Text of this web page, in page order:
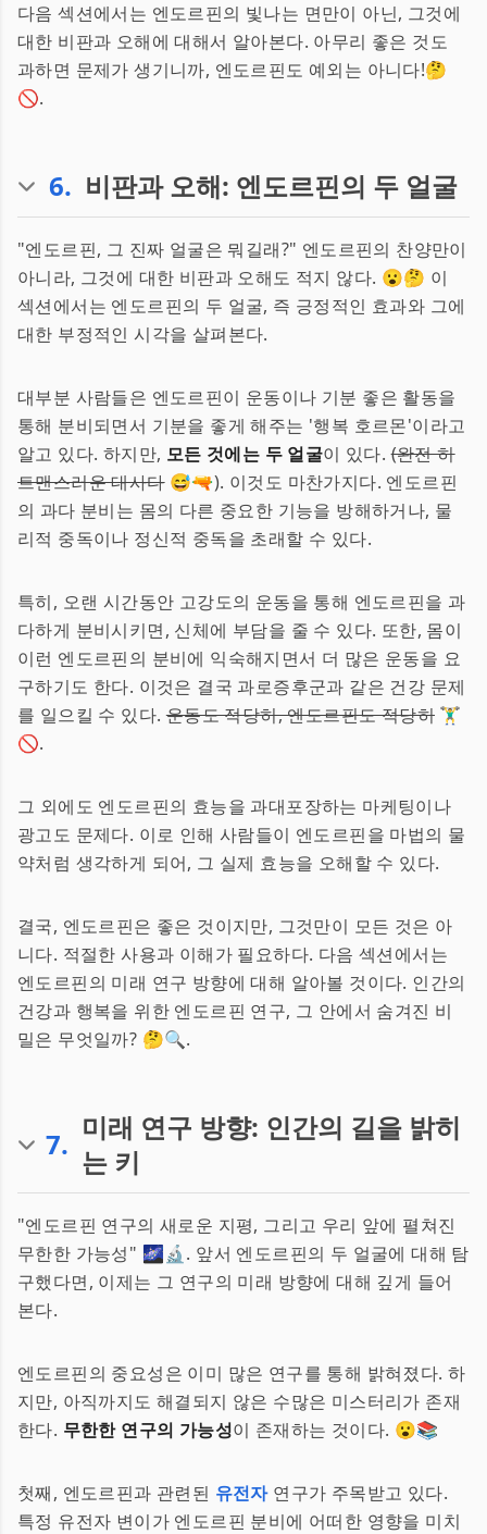
다음 섹션에서는 엔도르핀의 빛나는 면만이 아닌, 그것에
대한 비판과 오해에 대해서 알아본다. 아무리 좋은 것도
과하면 문제가 생기니까, 엔도르핀도 예외는 아니다!🤔
🚫.
6. 비판과 오해: 엔도르핀의 두 얼굴
"엔도르핀, 그 진짜 얼굴은 뭐길래?" 엔도르핀의 찬양만이
아니라, 그것에 대한 비판과 오해도 적지 않다. 😮🤔 이
섹션에서는 엔도르핀의 두 얼굴, 즉 긍정적인 효과와 그에
대한 부정적인 시각을 살펴본다.
대부분 사람들은 엔도르핀이 운동이나 기분 좋은 활동을
통해 분비되면서 기분을 좋게 해주는 '행복 호르몬'이라고
알고 있다. 하지만, 모든 것에는 두 얼굴이 있다.(완전 히
트맨스러운 대사다😅🔫). 이것도 마찬가지다. 엔도르핀
의 과다 분비는 몸의 다른 중요한 기능을 방해하거나, 물
리적 중독이나 정신적 중독을 초래할 수 있다.
특히, 오랜 시간동안 고강도의 운동을 통해 엔도르핀을 과
다하게 분비시키면, 신체에 부담을 줄 수 있다. 또한, 몸이
이런 엔도르핀의 분비에 익숙해지면서 더 많은 운동을 요
구하기도 한다. 이것은 결국 과로증후군과 같은 건강 문제
를 일으킬 수 있다.운동도 적당히, 엔도르핀도 적당히 🏋️‍♂️
🚫.
그 외에도 엔도르핀의 효능을 과대포장하는 마케팅이나
광고도 문제다. 이로 인해 사람들이 엔도르핀을 마법의 물
약처럼 생각하게 되어, 그 실제 효능을 오해할 수 있다.
결국, 엔도르핀은 좋은 것이지만, 그것만이 모든 것은 아
니다. 적절한 사용과 이해가 필요하다. 다음 섹션에서는
엔도르핀의 미래 연구 방향에 대해 알아볼 것이다. 인간의
건강과 행복을 위한 엔도르핀 연구, 그 안에서 숨겨진 비
밀은 무엇일까? 🤔🔍.
7. 미래 연구 방향: 인간의 길을 밝히
는 키
"엔도르핀 연구의 새로운 지평, 그리고 우리 앞에 펼쳐진
무한한 가능성" 🌌🔬. 앞서 엔도르핀의 두 얼굴에 대해 탐
구했다면, 이제는 그 연구의 미래 방향에 대해 깊게 들어
본다.
엔도르핀의 중요성은 이미 많은 연구를 통해 밝혀졌다. 하
지만, 아직까지도 해결되지 않은 수많은 미스터리가 존재
한다. 무한한 연구의 가능성이 존재하는 것이다. 😮📚
첫째, 엔도르핀과 관련된 유전자연구가 주목받고 있다.
특정 유전자 변이가 엔도르핀 분비에 어떠한 영향을 미치